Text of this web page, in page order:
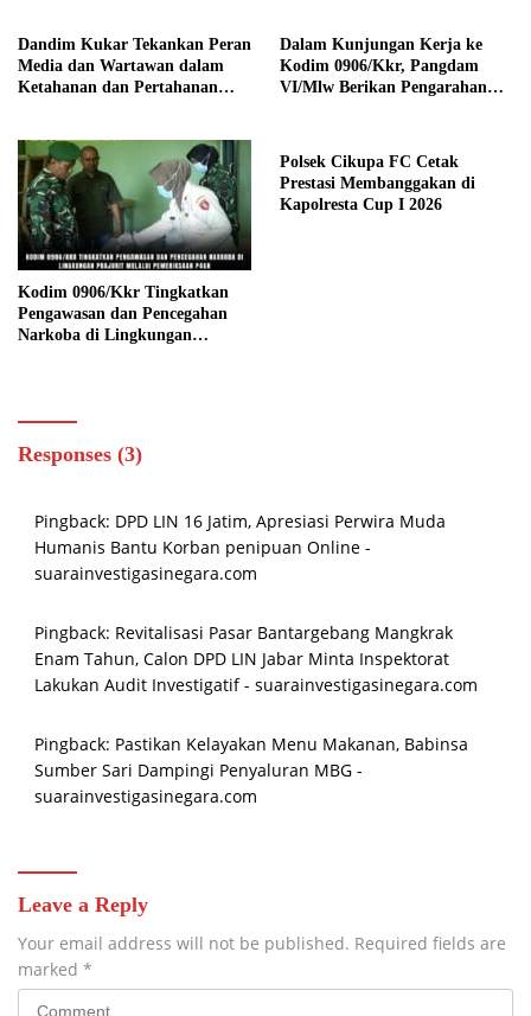
Dandim Kukar Tekankan Peran
Media dan Wartawan dalam
Ketahanan dan Pertahanan
Dalam Kunjungan Kerja ke
Kodim 0906/Kkr, Pangdam
VI/Mlw Berikan Pengarahan
Kodim 0906/Kkr Tingkatkan
Pengawasan dan Pencegahan
Narkoba di Lingkungan
Polsek Cikupa FC Cetak
Prestasi Membanggakan di
Kapolresta Cup I 2026
Responses (3)
Pingback: DPD LIN 16 Jatim, Apresiasi Perwira Muda
Humanis Bantu Korban penipuan Online -
suarainvestigasinegara.com
Pingback: Revitalisasi Pasar Bantargebang Mangkrak
Enam Tahun, Calon DPD LIN Jabar Minta Inspektorat
Lakukan Audit Investigatif - suarainvestigasinegara.com
Pingback: Pastikan Kelayakan Menu Makanan, Babinsa
Sumber Sari Dampingi Penyaluran MBG -
suarainvestigasinegara.com
Leave a Reply
Your email address will not be published. Required fields are
marked *